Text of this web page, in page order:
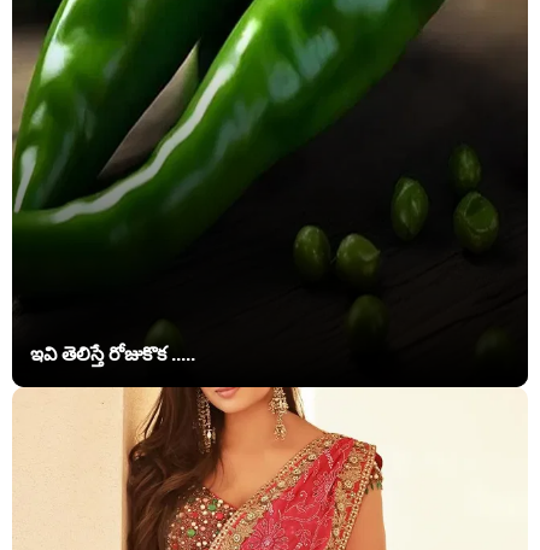
ఇవి తెలిస్తే రోజుకొక .....